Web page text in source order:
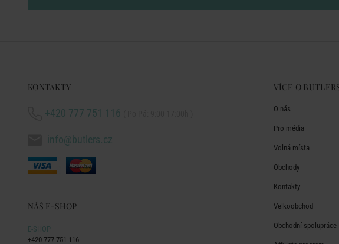
KONTAKTY
+420 777 751 116
info@butlers.cz
NÁŠ E-SHOP
E-SHOP
+420 777 751 116
VÍCE O
O nás
Pro média
Volná místa
Obchody
Kontakty
Velkoobchod
Obchodní spolupráce